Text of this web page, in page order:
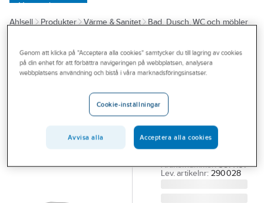
Varumärken
Kampanjer
Branscher
Ahlsell Produkter Värme & Sanitet
Bad, Dusch, WC och möbler
Reservdelar blandare
Reservdelar Oras termostatblandare
Service hylsa
30mm, Oras
ORAS SERVICE
HYLSA 30MM
TERM.BL
Artikelnummer: 3871197
Lev. artikelnr: 290028
Genom att klicka på "Acceptera alla cookies" samtycker du till lagring av cookies
på din enhet för att förbättra navigeringen på webbplatsen, analysera
webbplatsens användning och bistå i våra marknadsföringsinsatser.
Cookie-inställningar
Avvisa alla Acceptera alla cookies